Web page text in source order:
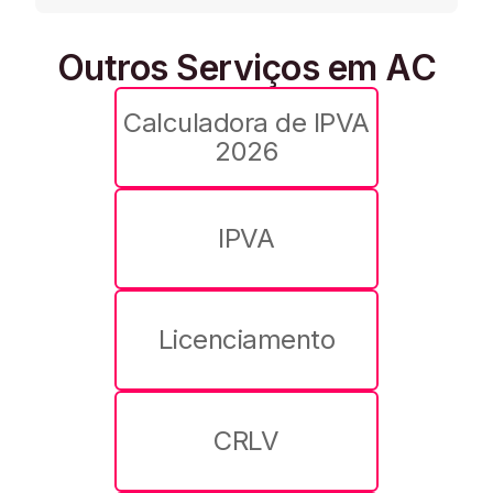
Outros Serviços em AC
Calculadora de IPVA
2026
IPVA
Licenciamento
CRLV